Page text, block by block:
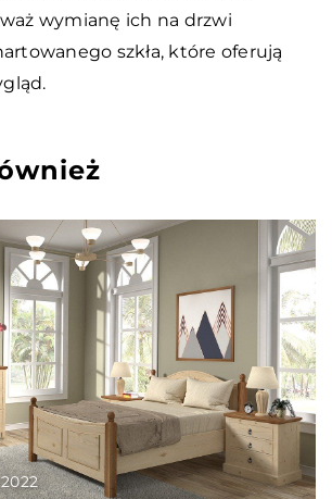
wymianę ich na drzwi
szkła, które oferują